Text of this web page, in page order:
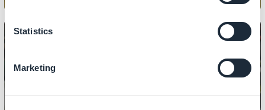
Statistics
Marketing